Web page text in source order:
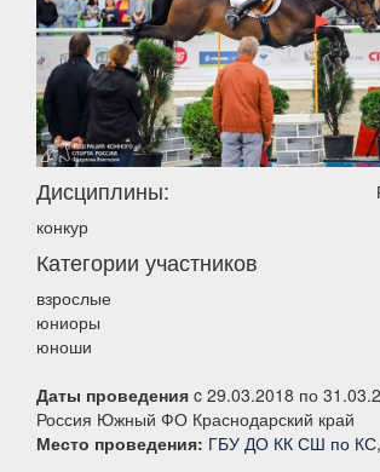
Дисциплины:
конкур
Категории участников
взрослые
юниоры
юноши
Даты проведения c 29.03.2018 по
Россия Южный ФО Краснодарский край
Место проведения: ГБУ ДО КК СШ по КС,